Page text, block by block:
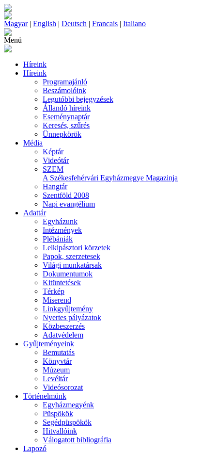
Magyar| English | Deutsch | Francais | Italiano
Menü
Híreink
Híreink
Programajánló
Beszámolóink
Legutóbbi bejegyzések
Állandó híreink
Eseménynaptár
Keresés, szűrés
Ünnepkörök
Média
Képtár
Videótár
SZEM
A Székesfehérvári Egyházmegye Magazinja
Hangtár
Szentföld 2008
Napi evangélium
Adattár
Egyházunk
Intézmények
Plébániák
Lelkipásztori körzetek
Papok, szerzetesek
Világi munkatársak
Dokumentumok
Kitüntetések
Térkép
Miserend
Linkgyűjtemény
Nyertes pályázatok
Közbeszerzés
Adatvédelem
Gyűjteményeink
Bemutatás
Könyvtár
Múzeum
Levéltár
Videósorozat
Történelmünk
Egyházmegyénk
Püspökök
Segédpüspökök
Hitvallóink
Válogatott bibliográfia
Lapozó